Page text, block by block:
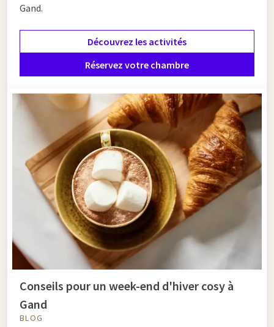
Gand.
Découvrez les activités
Réservez votre chambre
Conseils pour un week-end d'hiver cosy à
Gand
BLOG